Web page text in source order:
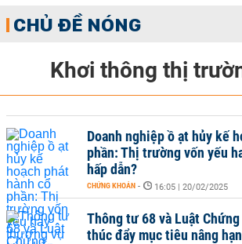
CHỦ ĐỀ NÓNG
Khơi thông thị
Doanh nghiệp ồ ạt hủy kế
phần: Thị trường vốn yếu
hấp dẫn?
CHỨNG KHOÁN - 16:05 | 20/02/2025
Thông tư 68 và Luật
thúc đẩy mục tiêu nâng